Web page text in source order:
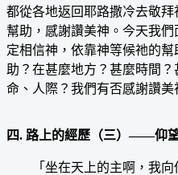
都從各地返回耶路撒冷去敬
幫助，感謝讚美神。今天我
定相信神，依靠神等候祂的
助？在甚麼地方？甚麼時間
命、人際？我們有否感謝讚美
四. 路上的經歷（三）——仰
「坐在天上的主啊，我向